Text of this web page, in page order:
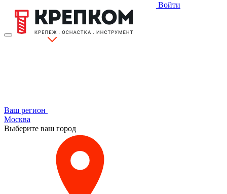
Войти
Ваш регион
Москва
Выберите ваш город